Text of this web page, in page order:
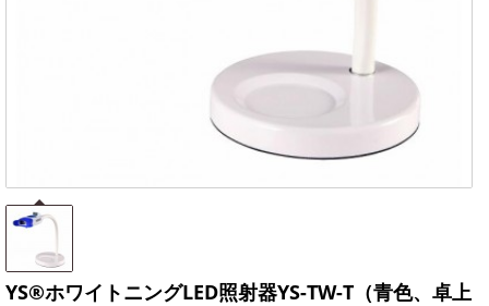
YS®ホワイトニングLED照射器YS-TW-T（青色、卓上